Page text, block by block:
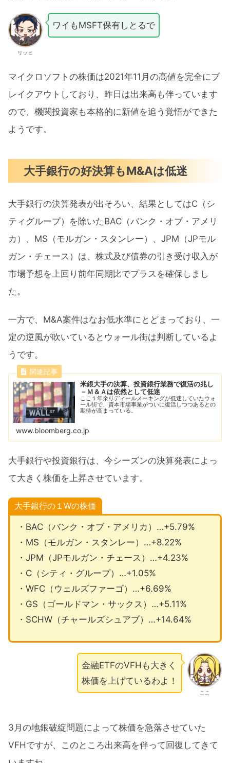
リッヒ
ワイもMSFT保有しとるで
マイクロソフトの株価は2021年11月の高値を完全にブ
レイクアウトしており、昨日は出来高も伴っています
ので、機関投資家も本格的に新値を追う覚悟ができた
ようです。
大手銀行の好決算もM&Aは低迷
大手銀行の決算発表が出そろい、結果としてはC（シ
ティグループ）を除いたBAC（バンク・オブ・アメリ
カ）、MS（モルガン・スタンレー）、JPM（JPモル
ガン・チェース）は、株式及び債券の引き受け収入が
市場予想を上回り前年同期比でプラスを確保しまし
た。
一方で、M&A案件はなお低水準にとどまっており、一
定の逆風が吹いているとウォール街は判断しているよ
うです。
米銀大手の決算、投資銀行業務で復活の兆し
－Ｍ＆Ａは依然として低迷
ここ１年余りディールメーキングが低迷していたウォ
ール街で、資本市場事業がついに復活しつつあるとの
期待が高まっている。
www.bloomberg.co.jp
大手銀行や投資銀行は、今シーズンの決算発表によっ
て大きく株価を上昇させています。
大手銀行の１Wの株価
・BAC（バンク・オブ・アメリカ）…+5.79%
・MS（モルガン・スタンレー）…+8.22%
・JPM（JPモルガン・チェース）…+4.23%
・C（シティ・グループ）…+1.05%
・WFC（ウェルズファーゴ）…+6.69%
・GS（ゴールドマン・サックス）…+5.11%
・SCHW（チャールズシュアブ）…+14.64%
ここ
金融ETFのVFHも大きく
株価を上げているわよ！
3月の地銀破綻問題によって株価を急落させていた
VFHですが、このところ出来高を伴って回復してきて